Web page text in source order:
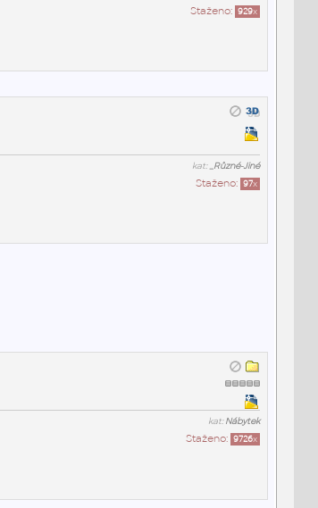
Staženo: 929x
kat:_Různé-Jiné
Staženo: 97x
kat:Nábytek
Staženo: 9726x